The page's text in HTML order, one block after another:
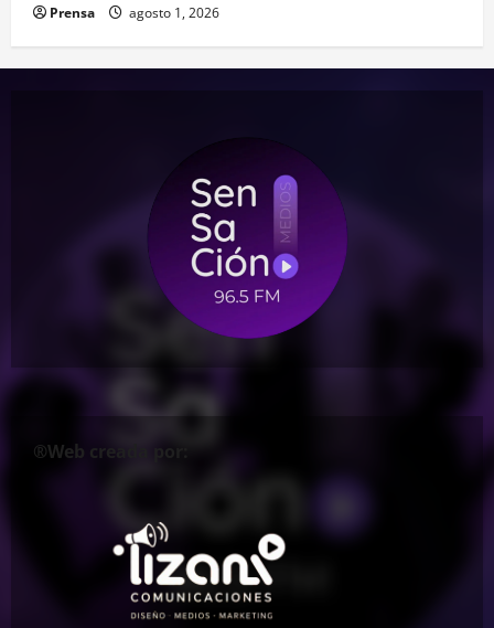
Prensa agosto 1, 2026
®Web creada por: